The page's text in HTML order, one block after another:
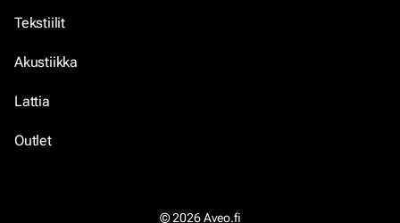
Tekstiilit
Akustiikka
Lattia
Outlet
© 2026 Aveo.fi